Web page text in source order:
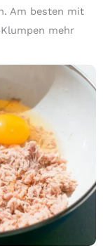
Am besten mit
mehr